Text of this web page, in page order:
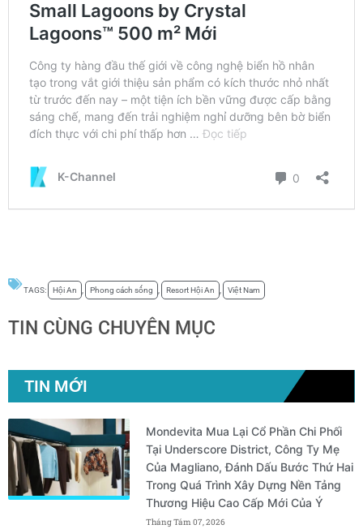
TAGS: Hội An Phong cách sống Resort Hội An Việt Nam
TIN CÙNG CHUYÊN MỤC
TIN MỚI
Mondevita Mua Lại Cổ Phần Chi Phối
Tại Underscore District, Công Ty Mẹ
Của Magliano, Đánh Dấu Bước Thứ Hai
Trong Quá Trình Xây Dựng Nền Tảng
Thương Hiệu Cao Cấp Mới Của Ý
Tháng Tám 07, 2026